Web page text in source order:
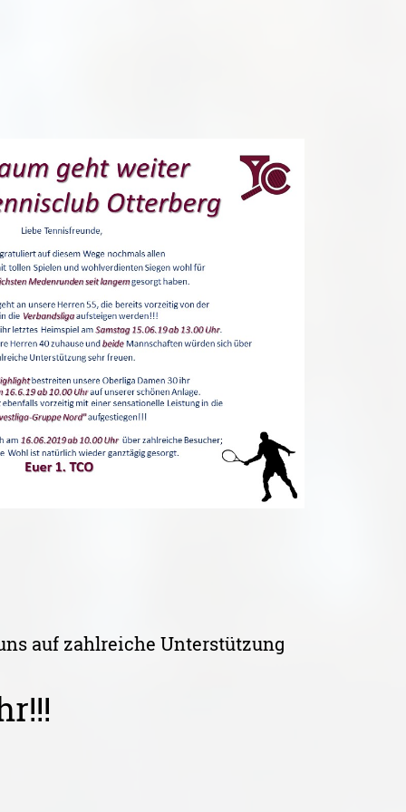
auf zahlreiche Unterstützung